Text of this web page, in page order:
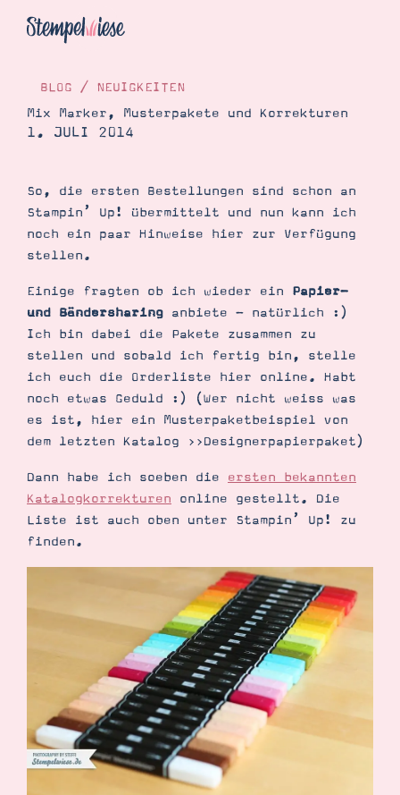
Katalog
Bestellen
Kontakt
Angebote
Demonstrator werden
Blog
Gutscheine
Über mich
Über Stampin’ Up!
Tipps & Tricks
Ordnungstipps
BLOG / NEUIGKEITEN
Mix Marker, Musterpakete und Korrekturen
1. JULI 2014
So, die ersten Bestellungen sind schon an
Stampin’ Up! übermittelt und nun kann ich
noch ein paar Hinweise hier zur Verfügung
stellen.
Einige fragten ob ich wieder ein Papier-
und Bändersharing anbiete - natürlich :)
Ich bin dabei die Pakete zusammen zu
stellen und sobald ich fertig bin, stelle
ich euch die Orderliste hier online. Habt
noch etwas Geduld :) (Wer nicht weiss was
es ist, hier ein Musterpaketbeispiel von
dem letzten Katalog >>Designerpapierpaket)
Dann habe ich soeben die ersten bekannten
Katalogkorrekturen online gestellt. Die
Liste ist auch oben unter Stampin’ Up! zu
finden.